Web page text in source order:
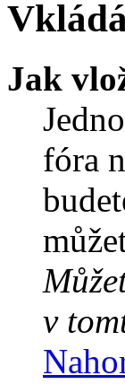
Jak
fóra
v